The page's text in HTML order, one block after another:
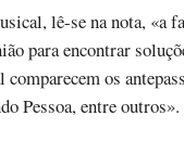
lê-se na nota, «a
para encontrar
os
Pessoa, entre outros».